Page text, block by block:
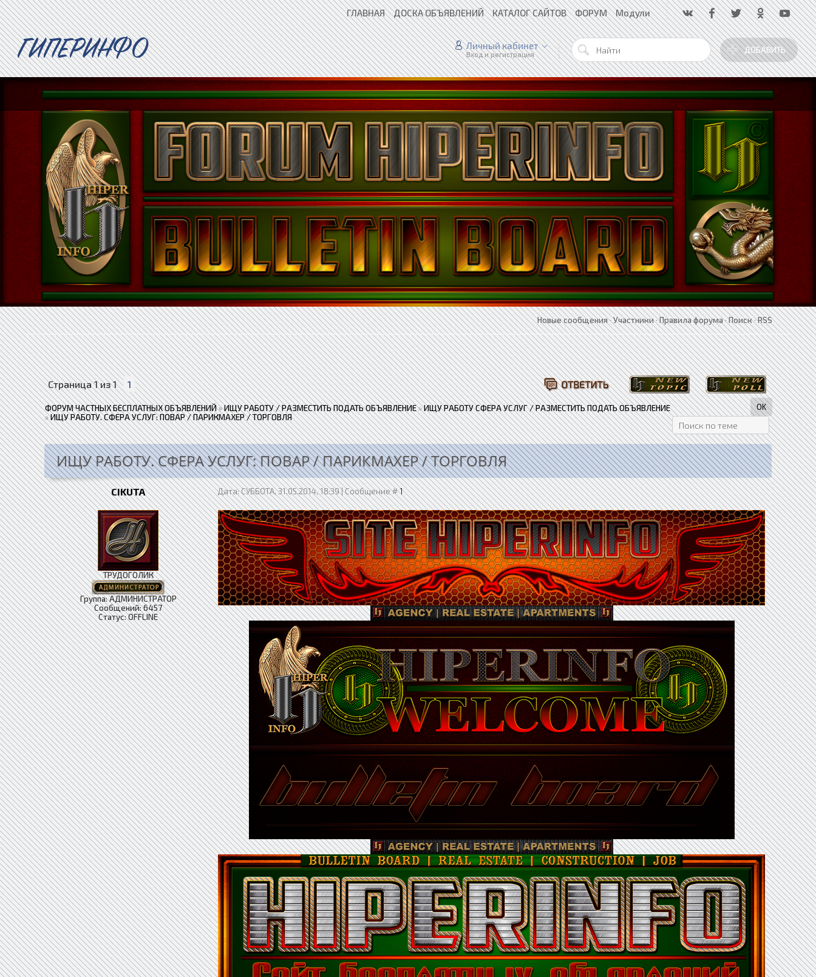
ГЛАВНАЯ ДОСКА ОБЪЯВЛЕНИЙ КАТАЛОГ САЙТОВ ФОРУМ Модули
ГИПЕРИНФО ДОБАВИТЬ
Личный кабинет
Вход и регистрация
Новые сообщения·Участники·Правила форума·Поиск·RSS
Страница1из1 1
ФОРУМ ЧАСТНЫХ БЕСПЛАТНЫХ ОБЪЯВЛЕНИЙ»ИЩУ РАБОТУ / РАЗМЕСТИТЬ ПОДАТЬ ОБЪЯВЛЕНИЕ»ИЩУ РАБОТУ СФЕРА УСЛУГ / РАЗМЕСТИТЬ ПОДАТЬ ОБЪЯВЛЕНИЕ
»ИЩУ РАБОТУ. СФЕРА УСЛУГ: ПОВАР / ПАРИКМАХЕР / ТОРГОВЛЯ
ИЩУ РАБОТУ. СФЕРА УСЛУГ: ПОВАР / ПАРИКМАХЕР / ТОРГОВЛЯ
CIKUTA Дата: СУББОТА, 31.05.2014, 18:39 | Сообщение #1
ТРУДОГОЛИК
Группа: АДМИНИСТРАТОР
Сообщений:6457
Статус:OFFLINE